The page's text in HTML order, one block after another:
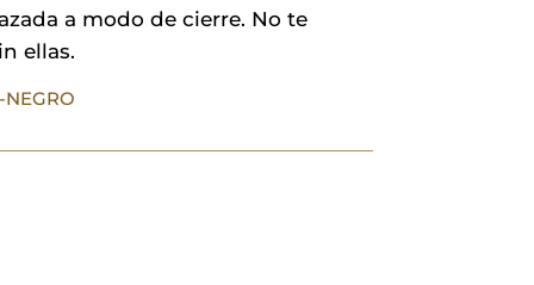
a modo de cierre. No te
ellas.